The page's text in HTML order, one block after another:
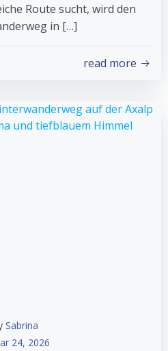
Route sucht, wird den
in […]
read more
Sabrina
24, 2026